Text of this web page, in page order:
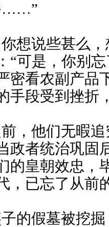
……”
想说些甚么，
“可是，你别
密看农副产品
手段受到挫折
，他们无暇
政者统治巩固
的皇朝效忠，
，已忘了从前
的假墓被挖